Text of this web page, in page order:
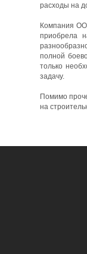
расходы на
Компания
приобрела
полной
только
задачу.
Помимо
на